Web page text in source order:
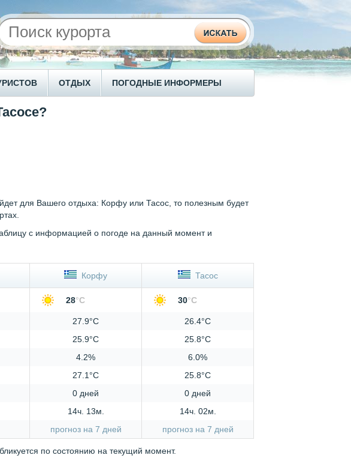
ОТДЫХ ПОГОДНЫЕ ИНФОРМЕРЫ
для Вашего отдыха: Корфу или Тасос, то полезным будет
с информацией о погоде на данный момент и
Корфу Тасос
28°C 30°C
27.9°C
26.4°C
25.9°C
25.8°C
4.2%
6.0%
27.1°C
25.8°C
0 дней
0 дней
14ч. 13м.
14ч. 02м.
прогноз на 7 дней
прогноз на 7 дней
по состоянию на текущий момент.